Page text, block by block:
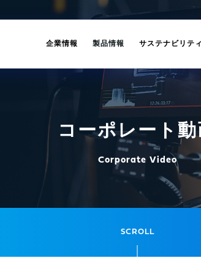
企業情報 製品情報 サステナビリティ
コーポレート動
Corporate Video
SCROLL